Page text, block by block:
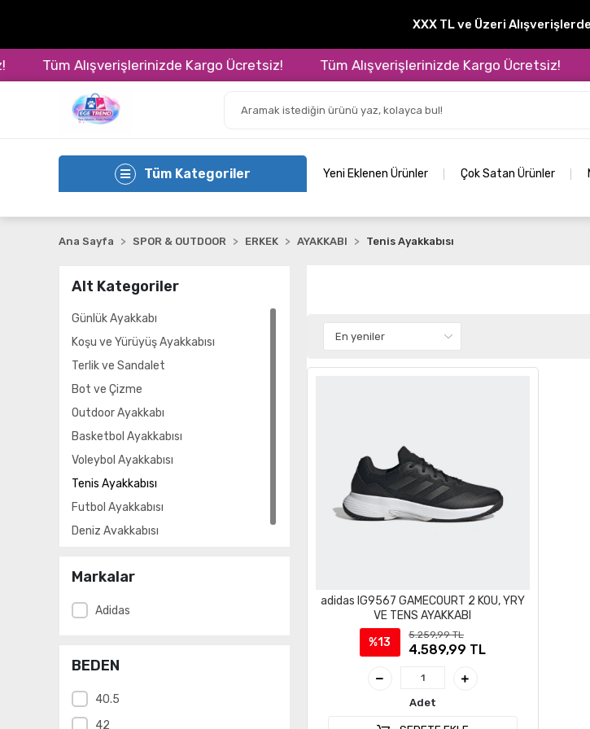
XXX TL ve Üzeri
Tüm Alışverişlerinizde Kargo Ücretsiz! Tüm Alışverişlerinizde Kargo Ücretsiz!
Tüm Kategoriler Yeni Eklenen Ürünler Çok Satan Ürünler
Ana Sayfa SPOR & OUTDOOR ERKEK AYAKKABI Tenis Ayakkabısı
Alt Kategoriler
Günlük Ayakkabı
Koşu ve Yürüyüş Ayakkabısı
Terlik ve Sandalet
Bot ve Çizme
Outdoor Ayakkabı
Basketbol Ayakkabısı
Voleybol Ayakkabısı
Tenis Ayakkabısı
Futbol Ayakkabısı
Deniz Ayakkabısı
Markalar
Adidas
BEDEN
40.5
42
adidas IG9567 GAMECOURT 2 KOU, YRY
VE TENS AYAKKABI
%13
5.259,99 TL
4.589,99 TL
Adet